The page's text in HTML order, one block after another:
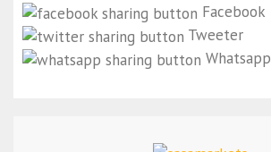
Facebook
Tweeter
Whatsapp